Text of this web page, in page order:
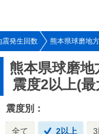
震発生回数 熊本県球磨地
熊本県球磨
震度2以上(
震度別：
全て 2以上 3